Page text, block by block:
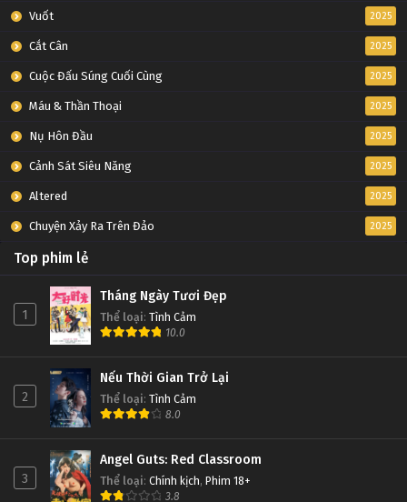
Vuốt 2025
Cắt Cân 2025
Cuộc Đấu Súng Cuối Cùng 2025
Máu & Thần Thoại 2025
Nụ Hôn Đầu 2025
Cảnh Sát Siêu Năng 2025
Altered 2025
Chuyện Xảy Ra Trên Đảo 2025
Top phim lẻ
1
Tháng Ngày Tươi Đẹp
Thể loại: Tình Cảm
10.0
2
Nếu Thời Gian Trở Lại
Thể loại: Tình Cảm
8.0
3
Angel Guts: Red Classroom
Thể loại: Chính kịch, Phim 18+
3.8